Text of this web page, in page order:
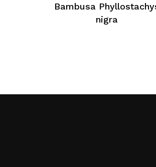
Bambusa
nigra